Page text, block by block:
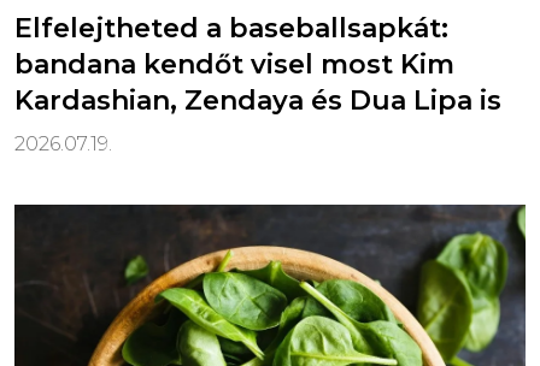
Elfelejtheted a baseballsapkát:
bandana kendőt visel most Kim
Kardashian, Zendaya és Dua Lipa is
2026.07.19.